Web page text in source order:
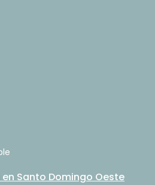
Santo Domingo Oeste